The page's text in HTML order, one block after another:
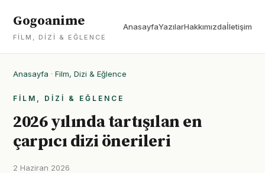
Gogoanime
FILM, DIZI & EĞLENCE
AnasayfaYazılarHakkımızdaİletişim
Anasayfa · Film, Dizi & Eğlence
FILM, DIZI & EĞLENCE
2026 yılında tartışılan en
çarpıcı dizi önerileri
2 Haziran 2026